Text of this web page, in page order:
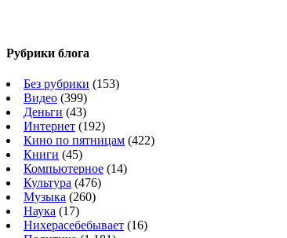
Рубрики блога
Без рубрики (153)
Видео (399)
Деньги (43)
Интернет (192)
Кино по пятницам (422)
Книги (45)
Компьютерное (14)
Культура (476)
Музыка (260)
Наука (17)
Нихерасебебывает (16)